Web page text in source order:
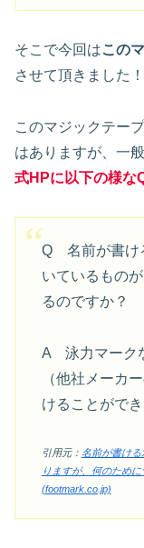
そこで今回はこの
させて頂きました！
このマジックテー
はありますが、一
式HPに以下の様な
Q 名前が書け
いているもの
るのですか？
A 泳力マーク
（他社メーカ
けることがで
引用元： 名前が書け
りますが、何のため
(footmark.co.jp)